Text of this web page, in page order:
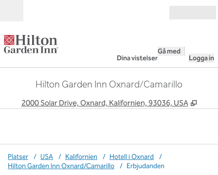
Dina vistelser
Gå med
Logga in
Hilton Garden Inn Oxnard/Camarillo
2000 Solar Drive, Oxnard, Kalifornien, 93036, USA ,
Platser / USA / Kalifornien / Hotell i Oxnard
/
Hilton Garden Inn Oxnard/Camarillo
/ Erbjudanden